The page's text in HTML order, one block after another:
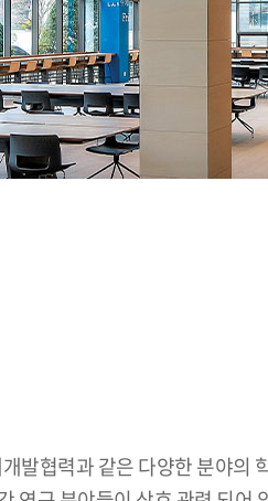
발협력과 같은 다양한 분야의